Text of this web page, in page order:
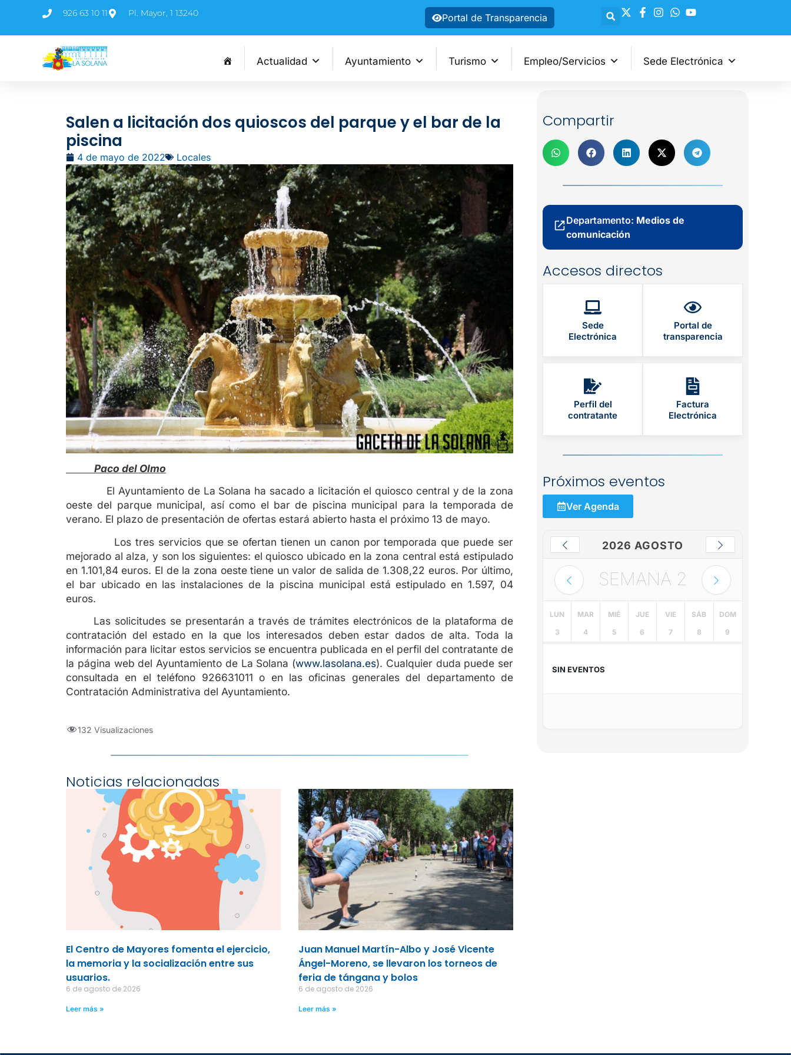
926 63 10 11 Pl. Mayor, 1 13240 Portal de Transparencia
Actualidad Ayuntamiento Turismo Empleo/Servicios Sede Electrónica
Salen a licitación dos quioscos del parque y el bar de la
piscina
4 de mayo de 2022 Locales
Paco del Olmo
El Ayuntamiento de La Solana ha sacado a licitación el quiosco central y de la zona
oeste del parque municipal, así como el bar de piscina municipal para la temporada de
verano. El plazo de presentación de ofertas estará abierto hasta el próximo 13 de mayo.
Los tres servicios que se ofertan tienen un canon por temporada que puede ser
mejorado al alza, y son los siguientes: el quiosco ubicado en la zona central está estipulado
en 1.101,84 euros. El de la zona oeste tiene un valor de salida de 1.308,22 euros. Por último,
el bar ubicado en las instalaciones de la piscina municipal está estipulado en 1.597, 04
euros.
Las solicitudes se presentarán a través de trámites electrónicos de la plataforma de
contratación del estado en la que los interesados deben estar dados de alta. Toda la
información para licitar estos servicios se encuentra publicada en el perfil del contratante de
la página web del Ayuntamiento de La Solana (www.lasolana.es). Cualquier duda puede ser
consultada en el teléfono 926631011 o en las oficinas generales del departamento de
Contratación Administrativa del Ayuntamiento.
132 Visualizaciones
Noticias relacionadas
El Centro de Mayores fomenta el ejercicio,
la memoria y la socialización entre sus
usuarios.
6 de agosto de 2026
Leer más »
Juan Manuel Martín-Albo y José Vicente
Ángel-Moreno, se llevaron los torneos de
feria de tángana y bolos
6 de agosto de 2026
Leer más »
Compartir
Departamento: Medios de
comunicación
Accesos directos
Sede
Electrónica
Portal de
transparencia
Perfil del
contratante
Factura
Electrónica
Próximos eventos
Ver Agenda
2026 AGOSTO
SEMANA 2
LUN
3
MAR
4
MIÉ
5
JUE
6
VIE
7
SÁB
8
DOM
9
SIN EVENTOS